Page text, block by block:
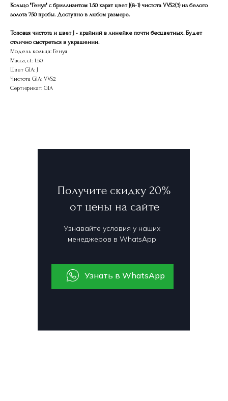
Кольцо "Генуя" с бриллиантом 1.50 карат цвет J(8-1) чистота VVS2(3) из белого
золота 750 пробы. Доступно в любом размере.
Топовая чистота и цвет J - крайний в линейке почти бесцветных. Будет
отлично смотреться в украшении.
Модель кольца: Генуя
Масса, ct: 1.50
Цвет GIA: J
Чистота GIA: VVS2
Сертификат: GIA
Получите скидку 20%
от цены на сайте
Узнавайте условия у наших
менеджеров в WhatsApp
Узнать в WhatsApp